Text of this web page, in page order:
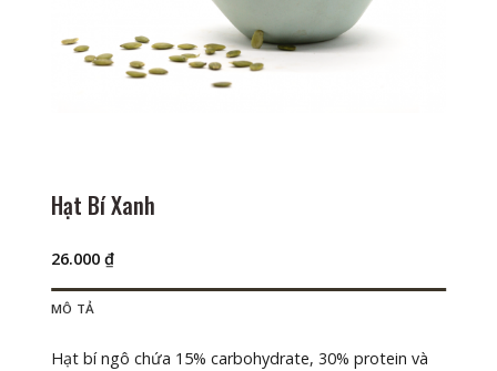
Hạt Bí Xanh
26.000₫
MÔ TẢ
Hạt bí ngô chứa 15% carbohydrate, 30% protein và